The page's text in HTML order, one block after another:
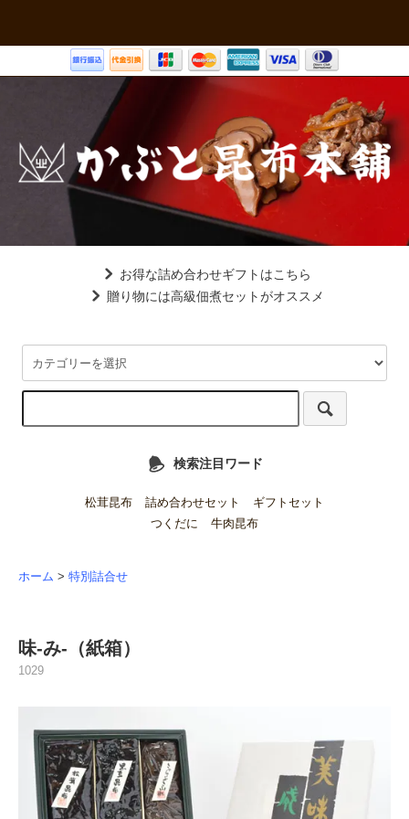
お得な詰め合わせギフトはこちら
贈り物には高級佃煮セットがオススメ
検索注目ワード
松茸昆布 詰め合わせセット
ギフトセット
つくだに
牛肉昆布
ホーム > 特別詰合せ
味-み-（紙箱）
1029